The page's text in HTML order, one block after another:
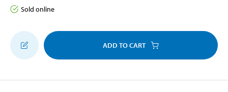
Sold online
ADD TO CART